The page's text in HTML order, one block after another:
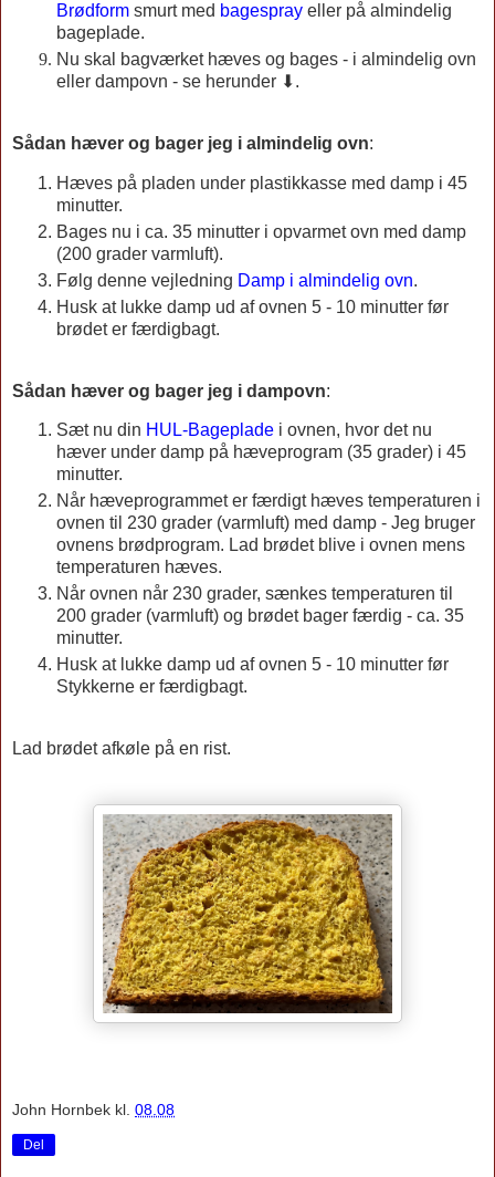
Brødform smurt med bagespray eller på almindelig
bageplade.
Nu skal bagværket hæves og bages - i almindelig ovn
eller dampovn - se herunder ⬇.
Sådan hæver og bager jeg i almindelig ovn:
Hæves på pladen under plastikkasse med damp i 45
minutter.
Bages nu i ca. 35 minutter i opvarmet ovn med damp
(200 grader varmluft).
Følg denne vejledning Damp i almindelig ovn.
Husk at lukke damp ud af ovnen 5 - 10 minutter før
brødet er færdigbagt.
Sådan hæver og bager jeg i dampovn:
Sæt nu din HUL-Bageplade i ovnen, hvor det nu
hæver under damp på hæveprogram (35 grader) i 45
minutter.
Når hæveprogrammet er færdigt hæves temperaturen i
ovnen til 230 grader (varmluft) med damp - Jeg bruger
ovnens brødprogram. Lad brødet blive i ovnen mens
temperaturen hæves.
Når ovnen når 230 grader, sænkes temperaturen til
200 grader (varmluft) og brødet bager færdig - ca. 35
minutter.
Husk at lukke damp ud af ovnen 5 - 10 minutter før
Stykkerne er færdigbagt.
Lad brødet afkøle på en rist.
John Hornbek kl. 08.08
Del